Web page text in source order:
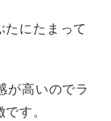
にたまって
が高いのでラ
す。